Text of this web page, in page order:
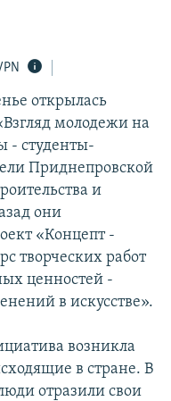
открылась
молодежи на
- студенты-
Приднепровской
и
они
«Концепт -
творческих работ
ценностей -
в искусстве».
возникла
в стране. В
отразили свои